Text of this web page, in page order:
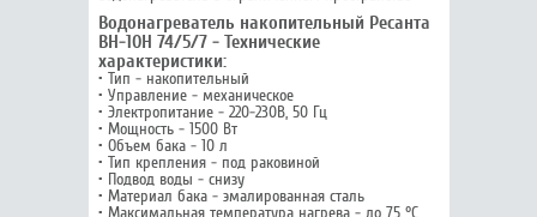
Водонагреватель накопительный Ресанта
ВН-10Н 74/5/7 - Технические
характеристики:
• Тип - накопительный
• Управление - механическое
• Электропитание - 220-230В, 50 Гц
• Мощность - 1500 Вт
• Объем бака - 10 л
• Тип крепления - под раковиной
• Подвод воды - снизу
• Материал бака - эмалированная сталь
• Максимальная температура нагрева - до 75 °С